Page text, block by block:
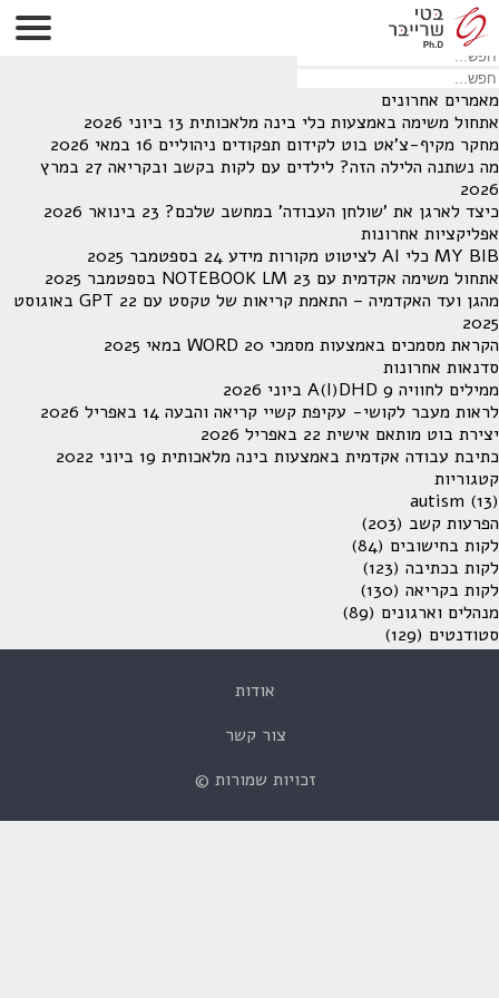
לא נמצאו תוצאות תחת קטגוריה זו.
מחפש משהו מסויים? השתמש בחיפוש
מאמרים אחרונים
אתחול משימה באמצעות כלי בינה מלאכותית 13 ביוני 2026
מחקר מקיף-צ'אט בוט לקידום תפקודים ניהוליים 16 במאי 2026
מה נשתנה הלילה הזה? לילדים עם לקות בקשב ובקריאה
27 במרץ
2026
כיצד לארגן את 'שולחן העבודה' במחשב שלכם? 23 בינואר 2026
אפליקציות אחרונות
MY BIB כלי AI לציטוט מקורות מידע
24 בספטמבר 2025
אתחול משימה אקדמית עם NOTEBOOK LM 23 בספטמבר 2025
מהגן ועד האקדמיה – התאמת קריאות של טקסט עם GPT
22 באוגוסט
2025
הקראת מסמכים באמצעות מסמכי WORD 20 במאי 2025
סדנאות אחרונות
ממילים לחוויה A(I)DHD 9 ביוני 2026
לראות מעבר לקושי- עקיפת קשיי קריאה והבעה 14 באפריל 2026
יצירת בוט מותאם אישית 22 באפריל 2026
כתיבת עבודה אקדמית באמצעות בינה מלאכותית 19 ביוני 2022
קטגוריות
autism (13)
הפרעות קשב (203)
לקות בחישובים (84)
לקות בכתיבה (123)
לקות בקריאה (130)
מנהלים וארגונים (89)
סטודנטים (129)
אודות
צור קשר
זכויות שמורות ©